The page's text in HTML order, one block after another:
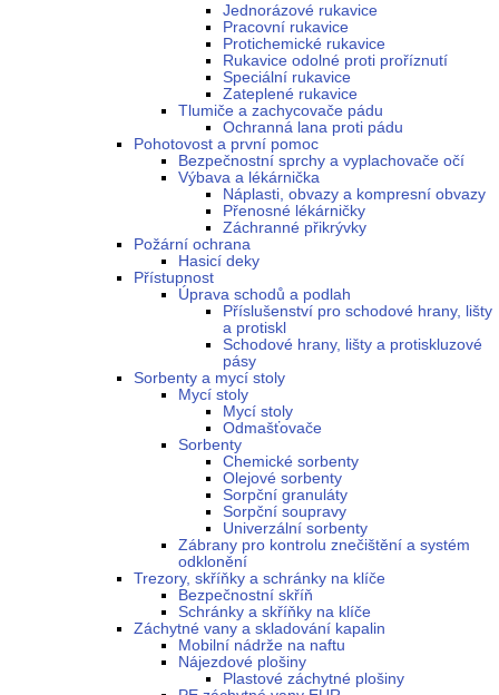
Jednorázové rukavice
Pracovní rukavice
Protichemické rukavice
Rukavice odolné proti proříznutí
Speciální rukavice
Zateplené rukavice
Tlumiče a zachycovače pádu
Ochranná lana proti pádu
Pohotovost a první pomoc
Bezpečnostní sprchy a vyplachovače očí
Výbava a lékárnička
Náplasti, obvazy a kompresní obvazy
Přenosné lékárničky
Záchranné přikrývky
Požární ochrana
Hasicí deky
Přístupnost
Úprava schodů a podlah
Příslušenství pro schodové hrany, lišty
a protiskl
Schodové hrany, lišty a protiskluzové
pásy
Sorbenty a mycí stoly
Mycí stoly
Mycí stoly
Odmašťovače
Sorbenty
Chemické sorbenty
Olejové sorbenty
Sorpční granuláty
Sorpční soupravy
Univerzální sorbenty
Zábrany pro kontrolu znečištění a systém
odklonění
Trezory, skříňky a schránky na klíče
Bezpečnostní skříň
Schránky a skříňky na klíče
Záchytné vany a skladování kapalin
Mobilní nádrže na naftu
Nájezdové plošiny
Plastové záchytné plošiny